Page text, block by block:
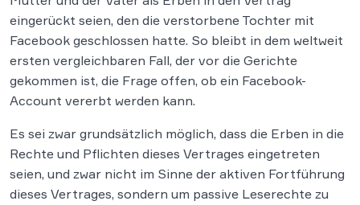
eingerückt seien, den die verstorbene Tochter mit
Facebook geschlossen hatte. So bleibt in dem weltweit
ersten vergleichbaren Fall, der vor die Gerichte
gekommen ist, die Frage offen, ob ein Facebook-
Account vererbt werden kann.
Es sei zwar grundsätzlich möglich, dass die Erben in die
Rechte und Pflichten dieses Vertrages eingetreten
seien, und zwar nicht im Sinne der aktiven Fortführung
dieses Vertrages, sondern um passive Leserechte zu